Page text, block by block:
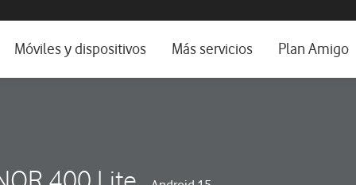
e idioma
Móviles y dispositivos Más servicios Plan Amigo